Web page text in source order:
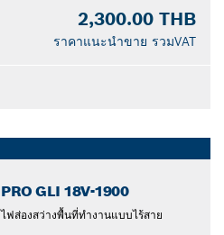
2,300.00 THB
ราคาแนะนำขาย รวมVAT
PRO GLI 18V-1900
ไฟส่องสว่างพื้นที่ทำงานแบบไร้สาย